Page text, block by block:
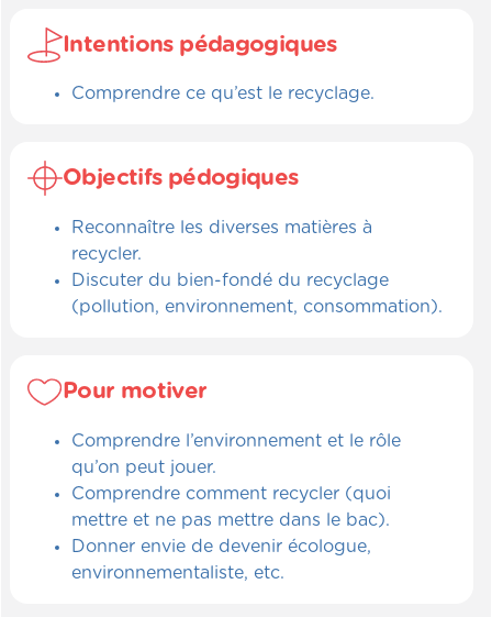
Intentions pédagogiques
Comprendre ce qu’est le recyclage.
Objectifs pédogiques
Reconnaître les diverses matières à
recycler.
Discuter du bien-fondé du recyclage
(pollution, environnement, consommation).
Pour motiver
Comprendre l’environnement et le rôle
qu’on peut jouer.
Comprendre comment recycler (quoi
mettre et ne pas mettre dans le bac).
Donner envie de devenir écologue,
environnementaliste, etc.